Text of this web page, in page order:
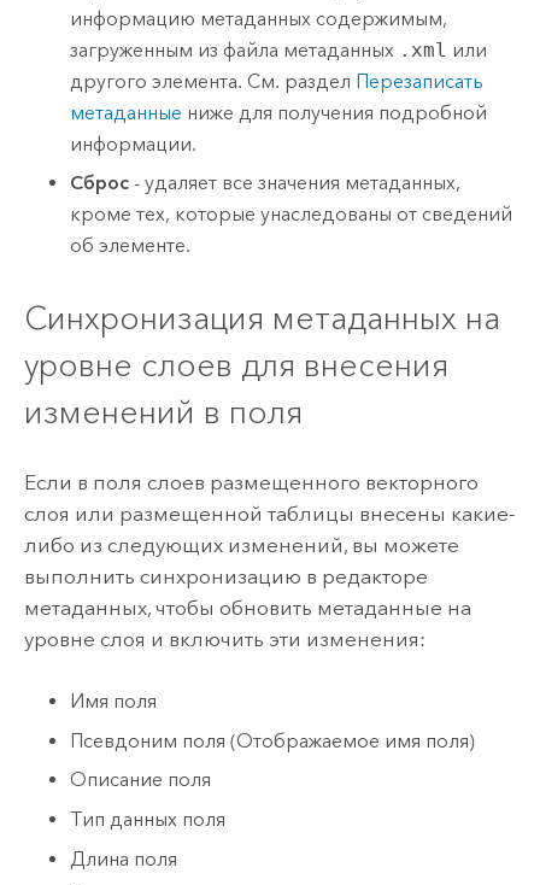
информацию метаданных содержимым,
загруженным из файла метаданных .xml или
другого элемента. См. раздел Перезаписать
метаданные ниже для получения подробной
информации.
Сброс - удаляет все значения метаданных,
кроме тех, которые унаследованы от сведений
об элементе.
Синхронизация метаданных на
уровне слоев для внесения
изменений в поля
Если в поля слоев размещенного векторного
слоя или размещенной таблицы внесены какие-
либо из следующих изменений, вы можете
выполнить синхронизацию в редакторе
метаданных, чтобы обновить метаданные на
уровне слоя и включить эти изменения:
Имя поля
Псевдоним поля (Отображаемое имя поля)
Описание поля
Тип данных поля
Длина поля